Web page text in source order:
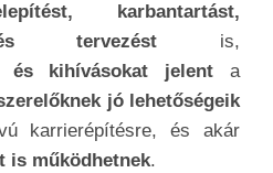
karbantartást,
tervezést
is,
és kihívásokat jelent a
jó lehetőségeik
karrierépítésre, és akár
is működhetnek.